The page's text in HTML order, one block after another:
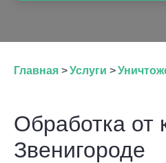
Главная >Услуги >
Обработка от
Звенигороде